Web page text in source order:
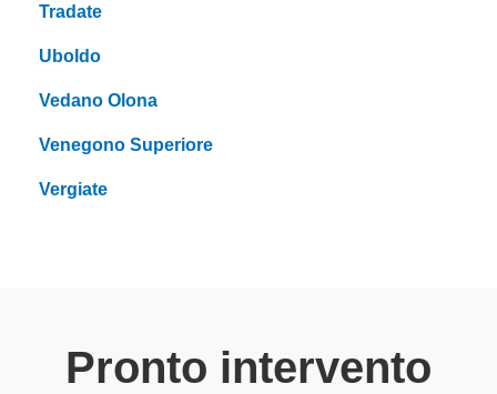
Tradate
Uboldo
Vedano Olona
Venegono Superiore
Vergiate
Pronto intervento